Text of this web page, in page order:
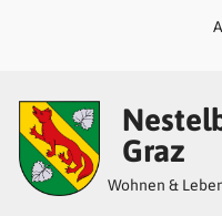
Accesskey
1)
Accesskey
2)
Accesskey
3)
Graz
Wohnen &